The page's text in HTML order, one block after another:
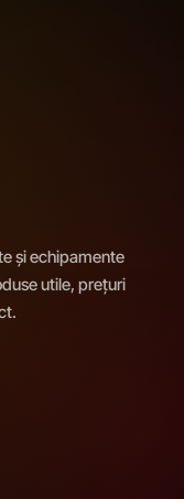
și echipamente
utile, prețuri